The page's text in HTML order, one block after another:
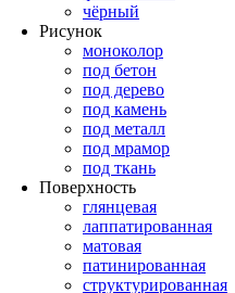
чёрный
Рисунок
моноколор
под бетон
под дерево
под камень
под металл
под мрамор
под ткань
Поверхность
глянцевая
лаппатированная
матовая
патинированная
структурированная